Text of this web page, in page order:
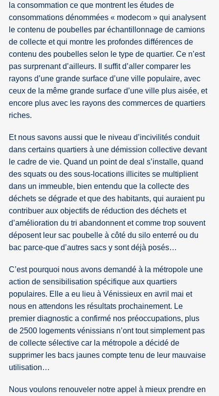
la consommation ce que montrent les études de
consommations dénommées « modecom » qui analysent
le contenu de poubelles par échantillonnage de camions
de collecte et qui montre les profondes différences de
contenu des poubelles selon le type de quartier. Ce n’est
pas surprenant d’ailleurs. Il suffit d’aller comparer les
rayons d’une grande surface d’une ville populaire, avec
ceux de la même grande surface d’une ville plus aisée, et
encore plus avec les rayons des commerces de quartiers
riches.
Et nous savons aussi que le niveau d’incivilités conduit
dans certains quartiers à une démission collective devant
le cadre de vie. Quand un point de deal s’installe, quand
des squats ou des sous-locations illicites se multiplient
dans un immeuble, bien entendu que la collecte des
déchets se dégrade et que des habitants, qui auraient pu
contribuer aux objectifs de réduction des déchets et
d’amélioration du tri abandonnent et comme trop souvent
déposent leur sac poubelle à côté du silo enterré ou du
bac parce-que d’autres sacs y sont déjà posés…
C’est pourquoi nous avons demandé à la métropole une
action de sensibilisation spécifique aux quartiers
populaires. Elle a eu lieu à Vénissieux en avril mai et
nous en attendons les résultats prochainement. Le
premier diagnostic a confirmé nos préoccupations, plus
de 2500 logements vénissians n’ont tout simplement pas
de collecte sélective car la métropole a décidé de
supprimer les bacs jaunes compte tenu de leur mauvaise
utilisation…
Nous voulons renouveler notre appel à mieux prendre en